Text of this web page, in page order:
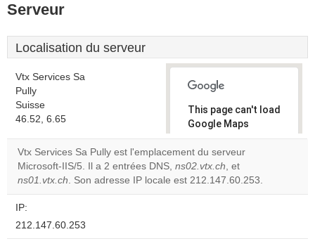
Serveur
Localisation du serveur
Vtx Services Sa
Pully
Suisse
46.52, 6.65
This page can't load
Google Maps
correctly.
Do you
own this
Vtx Services Sa Pully est l'emplacement du serveur
Microsoft-IIS/5. Il a 2 entrées DNS, ns02.vtx.ch, et
ns01.vtx.ch. Son adresse IP locale est 212.147.60.253.
IP:
212.147.60.253